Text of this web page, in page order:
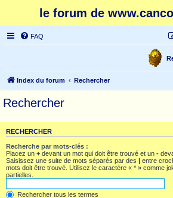
le forum de
FAQ
Index du forum Rechercher
Rechercher
RECHERCHER
Recherche par mots-clés :
Placez un + devant un mot qui doit être trouvé et un -
Saisissez une suite de mots séparés par des | entre
mots doit être trouvé. Utilisez le caractère « * » comme
partielles.
Rechercher tous les termes